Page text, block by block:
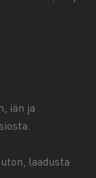
iän ja
laadusta